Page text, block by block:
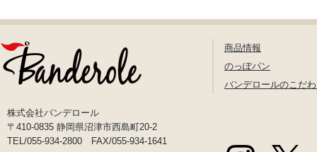
株式会社バンデロール
〒410-0835 静岡県沼津市西島町20-2
TEL/055-934-2800 FAX/055-934-1641
商品情報
のっぽパン
バンデロールのこだ